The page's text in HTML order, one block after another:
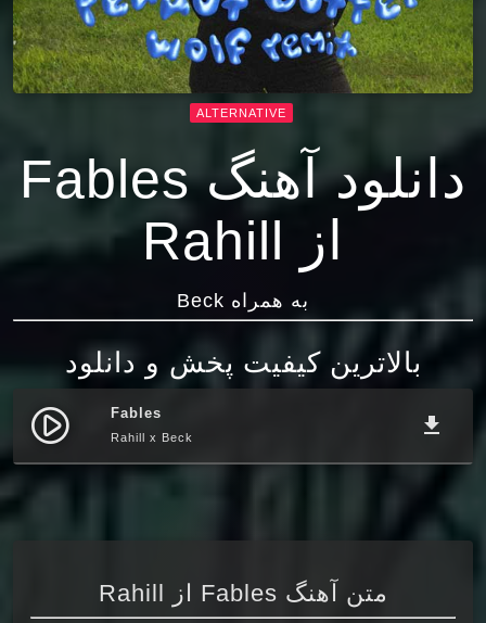
ALTERNATIVE
دانلود آهنگ Fables
از Rahill
به همراه Beck
بالاترین کیفیت پخش و دانلود
play_circle_filled Fables
Rahill x Beck file_download
متن آهنگ Fables از Rahill